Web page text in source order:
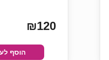
₪120
הוסף